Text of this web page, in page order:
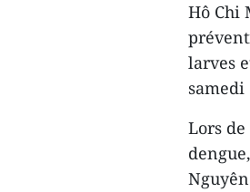
Hô Chi
larves
samedi
Lors